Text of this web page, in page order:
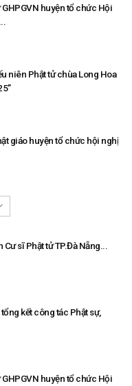
GHPGVN huyện tổ chức Hội
niên Phật tử chùa Long Hoa
giáo huyện tổ chức hội nghị
Cư sĩ Phật tử TP.Đà Nẵng...
kết công tác Phật sự,
GHPGVN huyện tổ chức Hội